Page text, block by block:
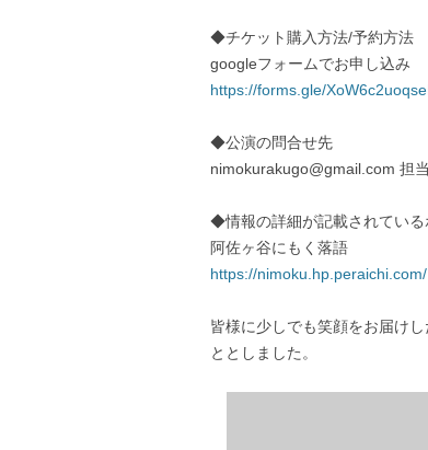
◆チケット購入方法/予約方法
googleフォームでお申し込み
https://forms.gle/
◆公演の問合せ先
nimokurakugo@gmail.com 担
◆情報の詳細が記載されている
阿佐ヶ谷にもく落語
https://nimoku.hp.peraichi.com/
皆様に少しでも笑顔をお届け
ととしました。